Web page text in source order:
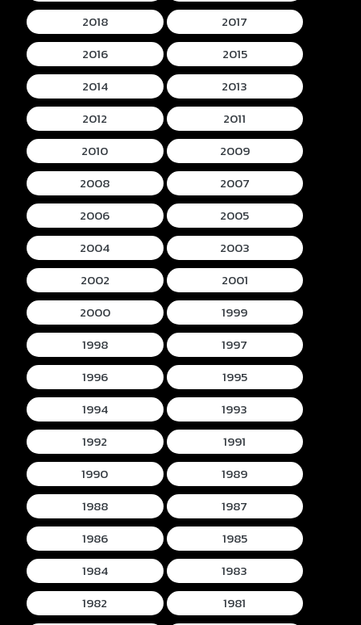
2018
2017
2016
2015
2014
2013
2012
2011
2010
2009
2008
2007
2006
2005
2004
2003
2002
2001
2000
1999
1998
1997
1996
1995
1994
1993
1992
1991
1990
1989
1988
1987
1986
1985
1984
1983
1982
1981